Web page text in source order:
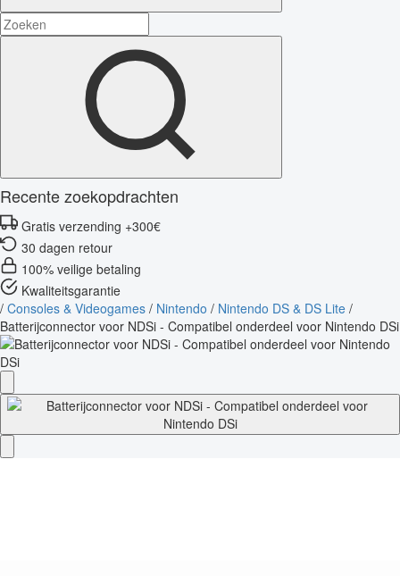
Recente zoekopdrachten
Gratis verzending +300€
30 dagen retour
100% veilige betaling
Kwaliteitsgarantie
/ Consoles & Videogames / Nintendo / Nintendo DS & DS Lite /
Batterijconnector voor NDSi - Compatibel onderdeel voor Nintendo DSi